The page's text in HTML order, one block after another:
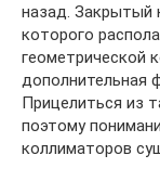
назад. Закрытый
которого
геометрической
дополнительная
Прицелиться из
поэтому
коллиматоров